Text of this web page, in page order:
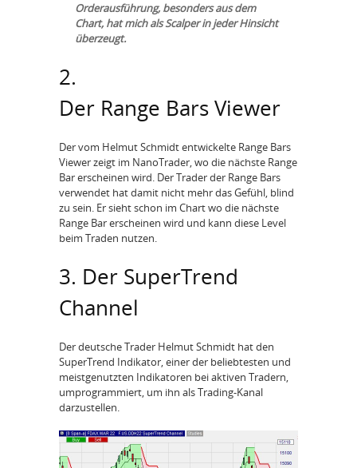
Orderausführung, besonders aus dem
Chart, hat mich als Scalper in jeder Hinsicht
überzeugt.
2.
Der Range Bars Viewer
Der vom Helmut Schmidt entwickelte Range Bars
Viewer zeigt im NanoTrader, wo die nächste Range
Bar erscheinen wird. Der Trader der Range Bars
verwendet hat damit nicht mehr das Gefühl, blind
zu sein. Er sieht schon im Chart wo die nächste
Range Bar erscheinen wird und kann diese Level
beim Traden nutzen.
3. Der SuperTrend
Channel
Der deutsche Trader Helmut Schmidt hat den
SuperTrend Indikator, einer der beliebtesten und
meistgenutzten Indikatoren bei aktiven Tradern,
umprogrammiert, um ihn als Trading-Kanal
darzustellen.